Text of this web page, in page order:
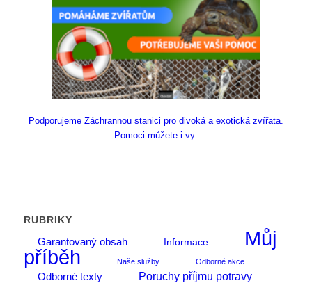
Podporujeme Záchrannou stanici pro divoká a exotická zvířata.
Pomoci můžete i vy.
RUBRIKY
Garantovaný obsah
Informace
Můj
příběh
Naše služby Odborné akce
Odborné texty Poruchy příjmu potravy